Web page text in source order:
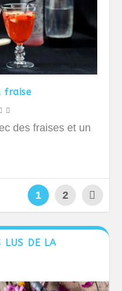
fraise
des fraises et un
1 2
LUS DE LA